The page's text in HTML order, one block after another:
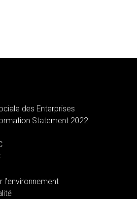
des Enterprises
Statement 2022
l’environnement